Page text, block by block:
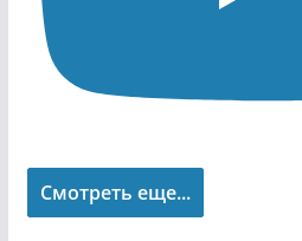
Смотреть еще...